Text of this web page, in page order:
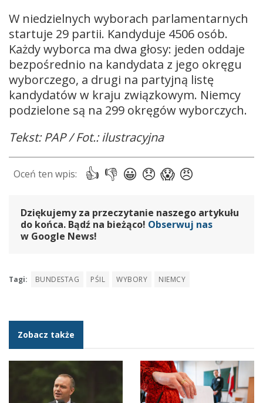
W niedzielnych wyborach parlamentarnych
startuje 29 partii. Kandyduje 4506 osób.
Każdy wyborca ma dwa głosy: jeden oddaje
bezpośrednio na kandydata z jego okręgu
wyborczego, a drugi na partyjną listę
kandydatów w kraju związkowym. Niemcy
podzielone są na 299 okręgów wyborczych.
Tekst: PAP / Fot.: ilustracyjna
Dziękujemy za przeczytanie naszego artykułu
do końca. Bądź na bieżąco! Obserwuj nas
w Google News!
Tagi: BUNDESTAG PŚIL WYBORY NIEMCY
Zobacz także